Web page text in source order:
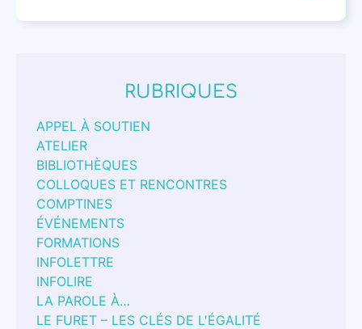
RUBRIQUES
APPEL À SOUTIEN
ATELIER
BIBLIOTHÈQUES
COLLOQUES ET RENCONTRES
COMPTINES
ÉVÉNEMENTS
FORMATIONS
INFOLETTRE
INFOLIRE
LA PAROLE À…
LE FURET – LES CLÉS DE L'ÉGALITÉ